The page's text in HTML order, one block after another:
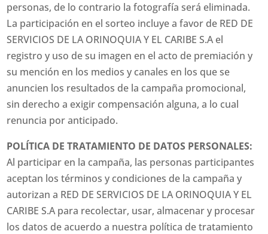
personas, de lo contrario la fotografía será eliminada.
La participación en el sorteo incluye a favor de RED DE
SERVICIOS DE LA ORINOQUIA Y EL CARIBE S.A el
registro y uso de su imagen en el acto de premiación y
su mención en los medios y canales en los que se
anuncien los resultados de la campaña promocional,
sin derecho a exigir compensación alguna, a lo cual
renuncia por anticipado.
POLÍTICA DE TRATAMIENTO DE DATOS PERSONALES:
Al participar en la campaña, las personas participantes
aceptan los términos y condiciones de la campaña y
autorizan a RED DE SERVICIOS DE LA ORINOQUIA Y EL
CARIBE S.A para recolectar, usar, almacenar y procesar
los datos de acuerdo a nuestra política de tratamiento